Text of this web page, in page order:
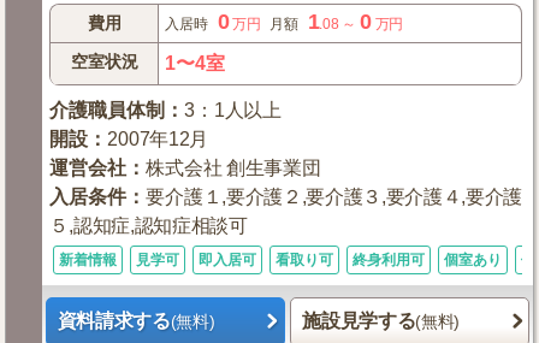
費用 入居時 0万円 月額 1.08 ～ 0 万円
空室状況 1〜4室
介護職員体制 ：3：1人以上
開設 ： 2007年12月
運営会社 ：株式会社 創生事業団
入居条件：要介護１,要介護２,要介護３,要介護４,要介護
５,認知症,認知症相談可
新着情報 見学可 即入居可 看取り可 終身利用可 個室あり 体
資料請求する(無料) 施設見学する(無料)